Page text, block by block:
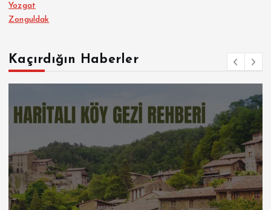
Yozgat
Zonguldak
Kaçırdığın Haberler